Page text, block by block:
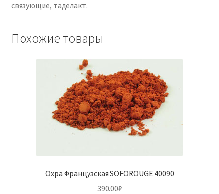
связующие, таделакт.
Похожие товары
Охра Французская SOFOROUGE 40090
390.00₽